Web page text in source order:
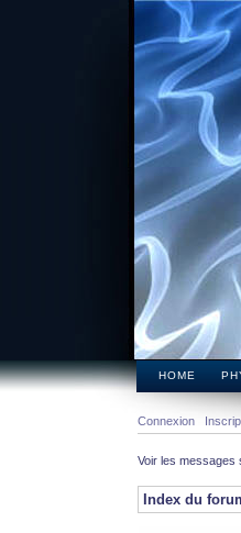
HOME
Connexion
Voir les messages
Index du